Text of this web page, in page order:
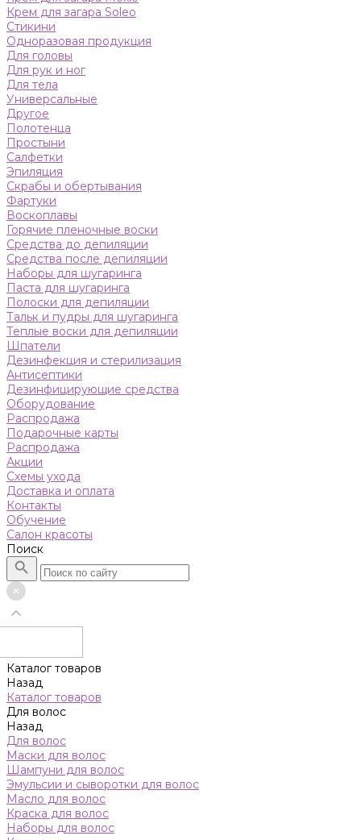
Крем для загара Soleo
Стикини
Одноразовая продукция
Для головы
Для рук и ног
Для тела
Универсальные
Другое
Полотенца
Простыни
Салфетки
Эпиляция
Скрабы и обертывания
Фартуки
Воскоплавы
Горячие пленочные воски
Средства до депиляции
Средства после депиляции
Наборы для шугаринга
Паста для шугаринга
Полоски для депиляции
Тальк и пудры для шугаринга
Теплые воски для депиляции
Шпатели
Дезинфекция и стерилизация
Антисептики
Дезинфицирующие средства
Оборудование
Распродажа
Подарочные карты
Распродажа
Акции
Схемы ухода
Доставка и оплата
Контакты
Обучение
Салон красоты
Поиск
Каталог товаров
Назад
Каталог товаров
Для волос
Назад
Для волос
Маски для волос
Шампуни для волос
Эмульсии и сыворотки для волос
Масло для волос
Краска для волос
Наборы для волос